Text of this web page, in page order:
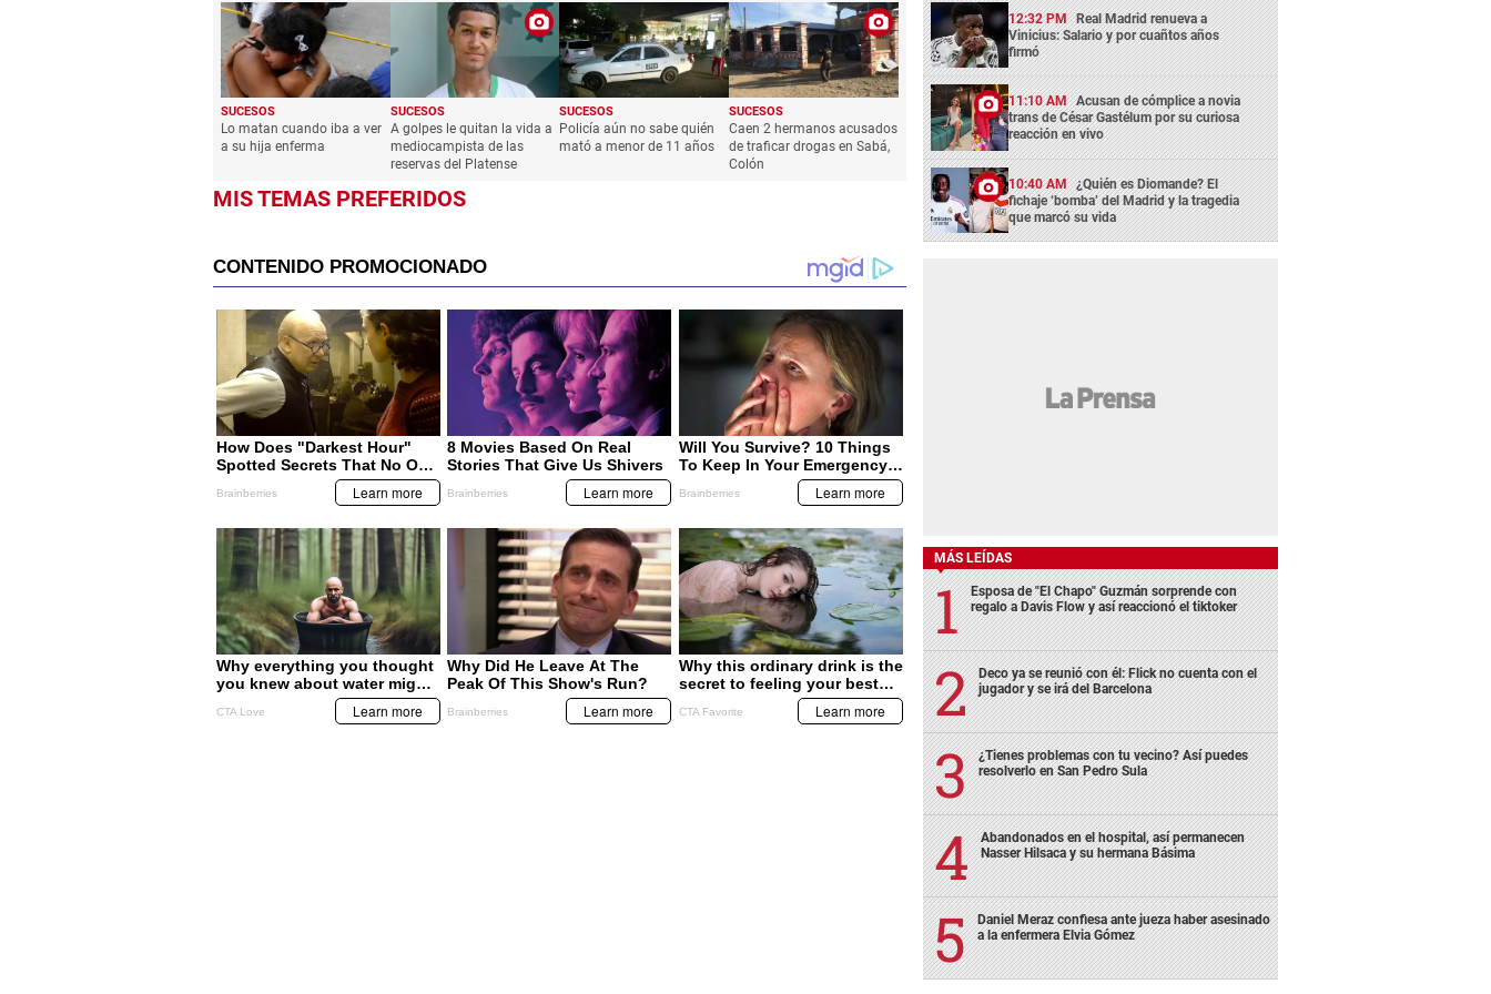
SUCESOS
Lo matan cuando iba a ver
a su hija enferma
SUCESOS
A golpes le quitan la vida a
mediocampista de las
reservas del Platense
SUCESOS
Policía aún no sabe quién
mató a menor de 11 años
SUCESOS
Caen 2 hermanos acusados
de traficar drogas en Sabá,
Colón
MIS TEMAS PREFERIDOS
12:32 PM Real Madrid renueva a
Vinicius: Salario y por cuañtos años
firmó
11:10 AM Acusan de cómplice a novia
trans de César Gastélum por su curiosa
reacción en vivo
10:40 AM ¿Quién es Diomande? El
fichaje ‘bomba’ del Madrid y la tragedia
que marcó su vida
MÁS LEÍDAS
Esposa de "El Chapo" Guzmán sorprende con
regalo a Davis Flow y así reaccionó el tiktoker
Deco ya se reunió con él: Flick no cuenta con el
jugador y se irá del Barcelona
¿Tienes problemas con tu vecino? Así puedes
resolverlo en San Pedro Sula
Abandonados en el hospital, así permanecen
Nasser Hilsaca y su hermana Básima
Daniel Meraz confiesa ante jueza haber asesinado
a la enfermera Elvia Gómez